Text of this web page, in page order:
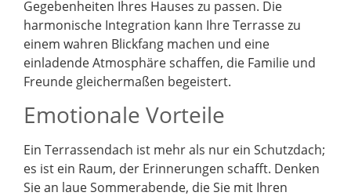
Gegebenheiten Ihres Hauses zu passen. Die
harmonische Integration kann Ihre Terrasse zu
einem wahren Blickfang machen und eine
einladende Atmosphäre schaffen, die Familie und
Freunde gleichermaßen begeistert.
Emotionale Vorteile
Ein Terrassendach ist mehr als nur ein Schutzdach;
es ist ein Raum, der Erinnerungen schafft. Denken
Sie an laue Sommerabende, die Sie mit Ihren